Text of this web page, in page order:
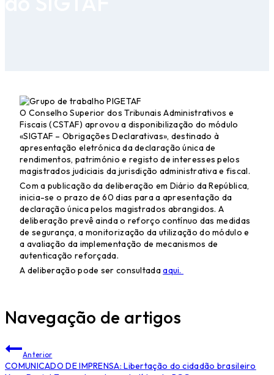
O Conselho Superior dos Tribunais Administrativos e
Fiscais (CSTAF) aprovou a disponibilização do módulo
«SIGTAF – Obrigações Declarativas», destinado à
apresentação eletrónica da declaração única de
rendimentos, património e registo de interesses pelos
magistrados judiciais da jurisdição administrativa e fiscal.
Com a publicação da deliberação em Diário da República,
inicia-se o prazo de 60 dias para a apresentação da
declaração única pelos magistrados abrangidos. A
deliberação prevê ainda o reforço contínuo das medidas
de segurança, a monitorização da utilização do módulo e
a avaliação da implementação de mecanismos de
autenticação reforçada.
A deliberação pode ser consultadaaqui.
Navegação de artigos
Anterior
COMUNICADO DE IMPRENSA: Libertação do cidadão brasileiro